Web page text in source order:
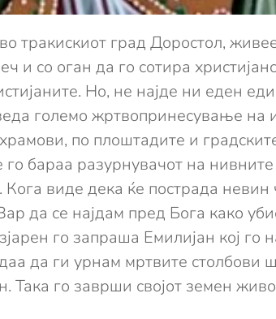
тракискиот град Доростол,
и со оган да го сотира
Но, не најде ни еден
големо жртвопринесување
по плоштадите и
бараа разурнувачот на
виде дека ќе пострада
да се најдам пред Бога како
го запраша Емилијан кој
да ги урнам мртвите столбови
Така го заврши својот земен